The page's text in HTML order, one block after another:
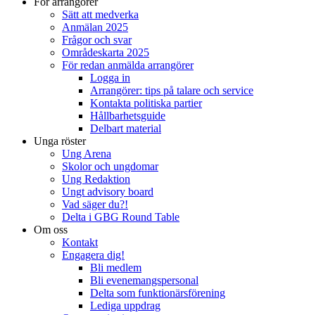
Sätt att medverka
Anmälan 2025
Frågor och svar
Områdeskarta 2025
För redan anmälda arrangörer
Logga in
Arrangörer: tips på talare och service
Kontakta politiska partier
Hållbarhetsguide
Delbart material
Unga röster
Ung Arena
Skolor och ungdomar
Ung Redaktion
Ungt advisory board
Vad säger du?!
Delta i GBG Round Table
Om oss
Kontakt
Engagera dig!
Bli medlem
Bli evenemangspersonal
Delta som funktionärsförening
Lediga uppdrag